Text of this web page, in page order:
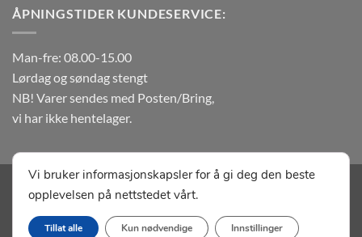
ÅPNINGSTIDER KUNDESERVICE:
Man-fre: 08.00-15.00
Lørdag og søndag stengt
NB! Varer sendes med Posten/Bring,
vi har ikke hentelager.
Visa MasterCardKlarna
OM MATTEBUTIKKEN.NO KONTAKT OSS SALGSBETINGELSER
Vi bruker informasjonskapsler for å gi deg den beste
opplevelsen på nettstedet vårt.
Tillat alle Kun nødvendige Innstillinger